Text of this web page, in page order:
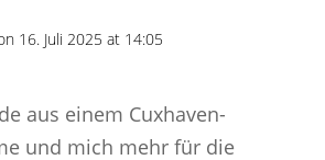
16. Juli 2025 at 14:05
aus einem Cuxhaven-
und mich mehr für die